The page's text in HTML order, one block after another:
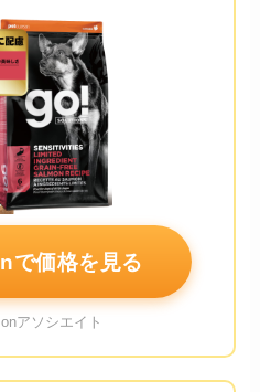
価格を見る
アソシエイト